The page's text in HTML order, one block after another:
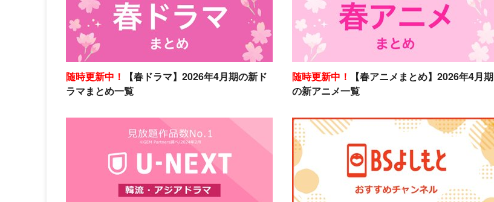
随時更新中！
【春ドラマ】2026年4月期の新ド
ラマまとめ一覧
随時更新中！
【春アニメまとめ】2026年4月期
の新アニメ一覧